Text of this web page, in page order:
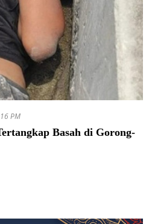
PM
Basah di Gorong-